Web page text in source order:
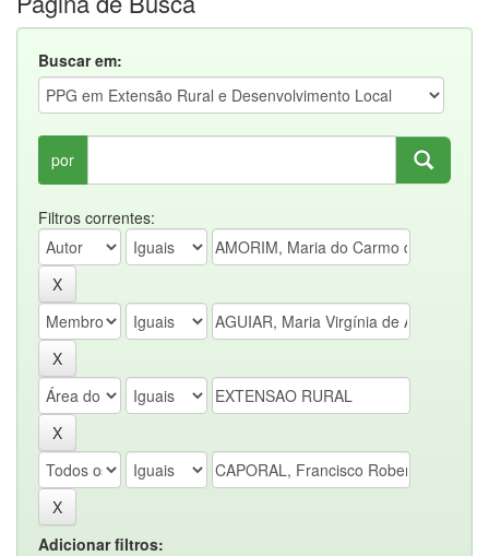
Buscar em:
por
Filtros correntes:
Adicionar filtros: